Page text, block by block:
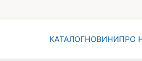
КАТАЛОГНОВИНИПРО